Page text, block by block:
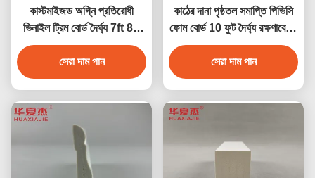
কাস্টমাইজড অগ্নি প্রতিরোধী
ভিনাইল ট্রিম বোর্ড দৈর্ঘ্য 7ft 8ft
10ft 12ft
সেরা দাম পান
কাঠের দানা পৃষ্ঠতল সমাপ্তি পিভিসি
ফোম বোর্ড 10 ফুট দৈর্ঘ্য রক্ষণাবেক্ষণ
বিনামূল্যে
সেরা দাম পান